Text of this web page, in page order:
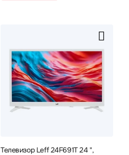
Телевизор Leff 24F691T 24 ",